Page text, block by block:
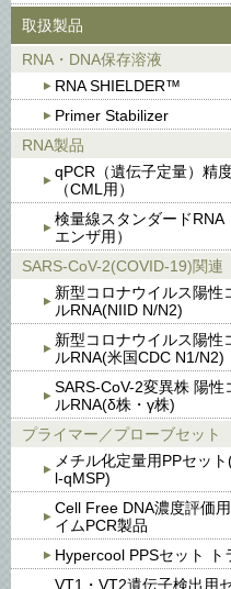
取扱製品
RNA・DNA保存溶液
RNA SHIELDER™
Primer Stabilizer
RNA製品
qPCR（遺伝子定量）精
（CML用）
検量線スタンダードRNA
エンザ用）
SARS-CoV-2(COVID-19)関連
新型コロナウイルス陽性
ルRNA(NIID N/N2)
新型コロナウイルス陽性
ルRNA(米国CDC N1/N2)
SARS-CoV-2変異株 陽性
ルRNA(δ株・γ株)
プライマー／プローブセット
メチル化定量用PPセッ
l-qMSP)
Cell Free DNA濃度評価
イムPCR製品
Hypercool PPSセット ト
VT1・VT2遺伝子検出用